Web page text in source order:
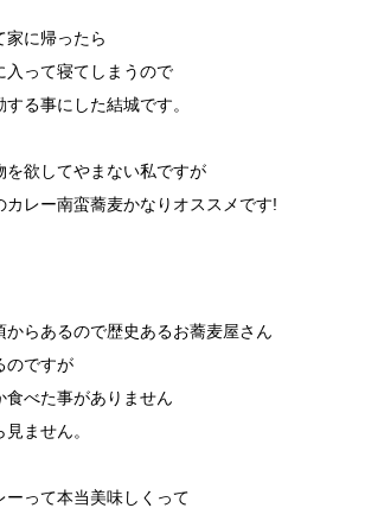
家に帰ったら
入って寝てしまうので
る事にした結城です。
を欲してやまない私ですが
カレー南蛮蕎麦かなりオススメです!
からあるので歴史あるお蕎麦屋さん
のですが
食べた事がありません
ません。
ーって本当美味しくって